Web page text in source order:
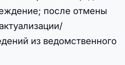
после отмены
из ведомственного